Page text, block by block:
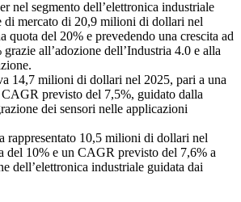
nel segmento dell’elettronica industriale
di mercato di 20,9 milioni di dollari nel
quota del 20% e prevedendo una crescita ad
all’adozione dell’Industria 4.0 e alla
14,7 milioni di dollari nel 2025, pari a una
previsto del 7,5%, guidato dalla
dei sensori nelle applicazioni
rappresentato 10,5 milioni di dollari nel
del 10% e un CAGR previsto del 7,6% a
dell’elettronica industriale guidata dai